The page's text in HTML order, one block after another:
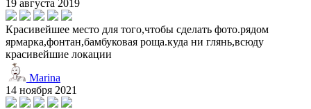
19 августа 2019
Красивейшее место для того,чтобы сделать фото.рядом
ярмарка,фонтан,бамбуковая роща.куда ни глянь,всюду
красивейшие локации
Marina
14 ноября 2021